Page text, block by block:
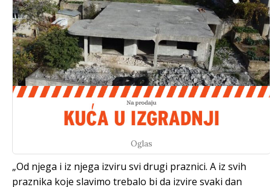
Oglas
„Od njega i iz njega izviru svi drugi praznici. A iz svih
praznika koje slavimo trebalo bi da izvire svaki dan